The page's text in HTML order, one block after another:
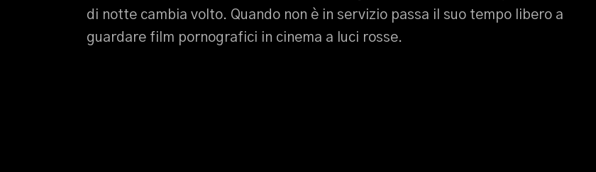
di notte cambia volto. Quando non è in servizio passa il suo tempo libero a
guardare film pornografici in cinema a luci rosse.